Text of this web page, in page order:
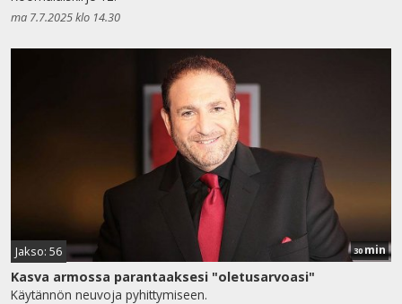
ma 7.7.2025 klo 14.30
Jakso: 56 30min
Kasva armossa parantaaksesi "oletusarvoasi"
Käytännön neuvoja pyhittymiseen.